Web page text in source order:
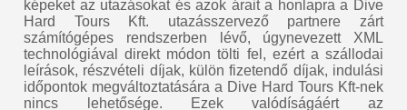
képeket az utazásokat és azok árait a honlapra a Dive
Hard Tours Kft. utazásszervező partnere zárt
számítógépes rendszerben lévő, úgynevezett XML
technológiával direkt módon tölti fel, ezért a szállodai
leírások, részvételi díjak, külön fizetendő díjak, indulási
időpontok megváltoztatására a Dive Hard Tours Kft-nek
nincs lehetősége. Ezek valódíságáért az